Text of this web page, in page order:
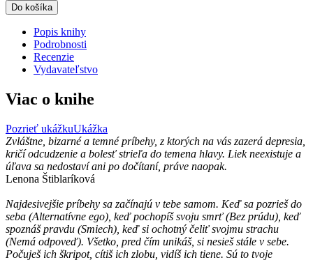
Do košíka
Popis knihy
Podrobnosti
Recenzie
Vydavateľstvo
Viac o knihe
Pozrieť ukážkuUkážka
Zvláštne, bizarné a temné príbehy, z ktorých na vás zazerá depresia,
kričí odcudzenie a bolesť strieľa do temena hlavy. Liek neexistuje a
úľava sa nedostaví ani po dočítaní, práve naopak.
Lenona Štiblaríková
Najdesivejšie príbehy sa začínajú v tebe samom. Keď sa pozrieš do
seba (Alternatívne ego), keď pochopíš svoju smrť (Bez prúdu), keď
spoznáš pravdu (Smiech), keď si ochotný čeliť svojmu strachu
(Nemá odpoveď). Všetko, pred čím unikáš, si nesieš stále v sebe.
Počuješ ich škripot, cítiš ich zlobu, vidíš ich tiene. Sú to tvoje